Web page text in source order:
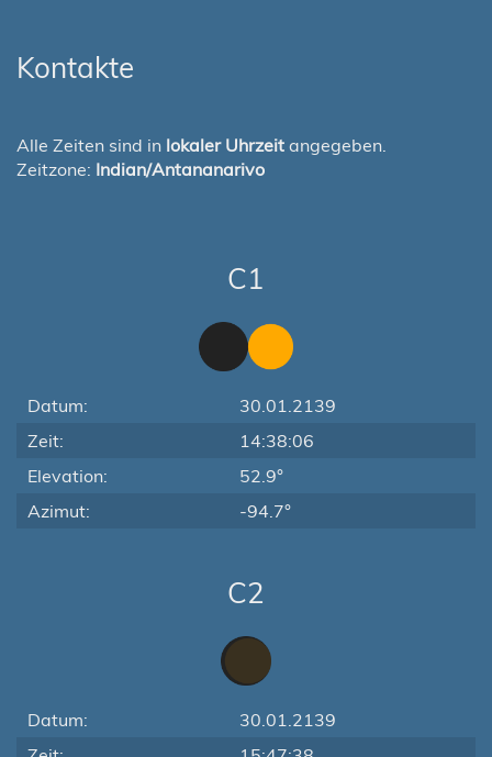
Kontakte
Alle Zeiten sind in lokaler Uhrzeit angegeben.
Zeitzone: Indian/Antananarivo
C1
Datum:
30.01.2139
Zeit:
14:38:06
Elevation:
52.9°
Azimut:
-94.7°
C2
Datum:
30.01.2139